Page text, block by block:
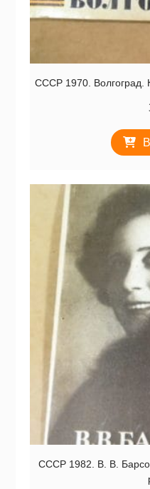
СССР 1970. Волгоград.
СССР 1982. В. В.